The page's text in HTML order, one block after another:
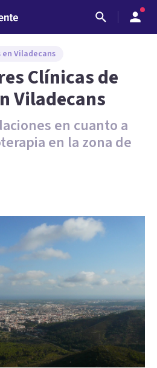
en Viladecans
Clínicas de
Viladecans
en cuanto a
en la zona de